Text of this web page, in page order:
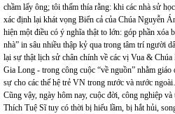
chầm lấy ông; tôi thấm thía rằng: khi các nhà sử
xác định lại khát vọng Biển cả của Chúa Nguyễn
hiện một điều có ý nghĩa thật to lớn: góp phần xóa
nhà” in sâu nhiều thập kỷ qua trong tâm trí người
lại sự thật lịch sử chân chính về các vị Vua &
Gia Long - trong công cuộc “về nguồn” nhằm
sự cho các thế hệ trẻ VN trong nước và nước
Cũng vậy, ngày hôm nay, cuộc đời, công nghiệp
Thích Tuệ Sĩ tuy có thời bị hiểu lầm, bị hắt hủi,